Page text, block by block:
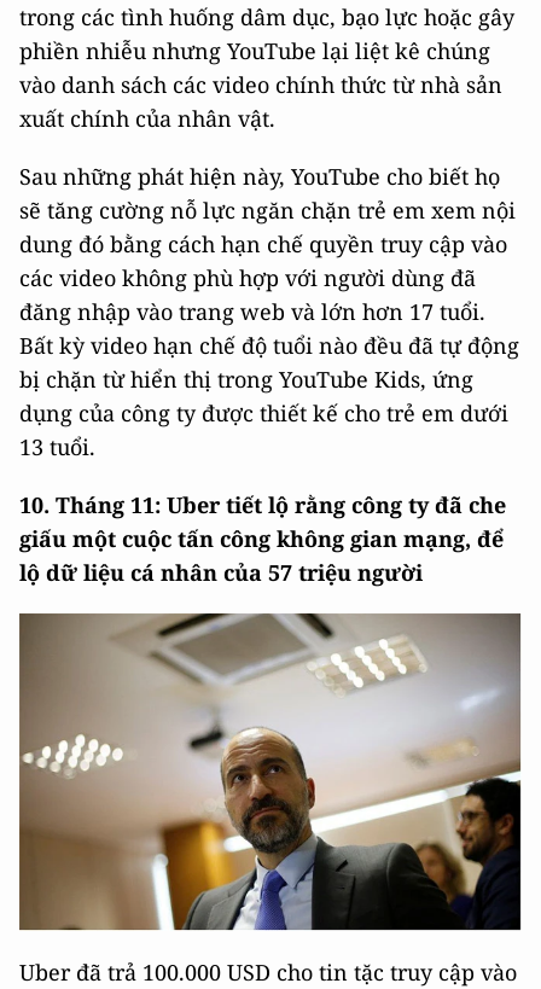
trong các tình huống dâm dục, bạo lực hoặc gây
phiền nhiễu nhưng YouTube lại liệt kê chúng
vào danh sách các video chính thức từ nhà sản
xuất chính của nhân vật.
Sau những phát hiện này, YouTube cho biết họ
sẽ tăng cường nỗ lực ngăn chặn trẻ em xem nội
dung đó bằng cách hạn chế quyền truy cập vào
các video không phù hợp với người dùng đã
đăng nhập vào trang web và lớn hơn 17 tuổi.
Bất kỳ video hạn chế độ tuổi nào đều đã tự động
bị chặn từ hiển thị trong YouTube Kids, ứng
dụng của công ty được thiết kế cho trẻ em dưới
13 tuổi.
10. Tháng 11: Uber tiết lộ rằng công ty đã che
giấu một cuộc tấn công không gian mạng, để
lộ dữ liệu cá nhân của 57 triệu người
Uber đã trả 100.000 USD cho tin tặc truy cập vào